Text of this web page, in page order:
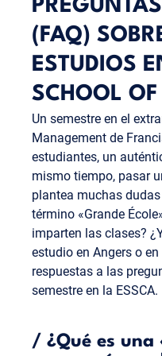
(FAQ)
ESTUDIOS
SCHOOL
Un semestre en el
Management de
estudiantes, un
mismo tiempo, pasar
plantea muchas
término «Grande
imparten las clases?
estudio en Angers o
respuestas a las
semestre en la ESSCA.
/ ¿Qué es una